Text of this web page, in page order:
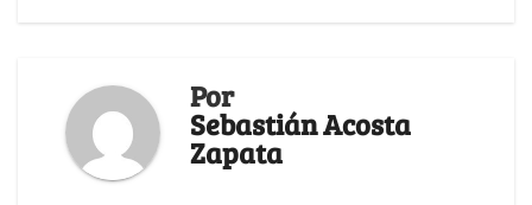
Por
Sebastián Acosta
Zapata